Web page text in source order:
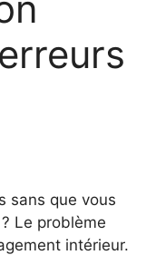
sans que vous
Le problème
intérieur.